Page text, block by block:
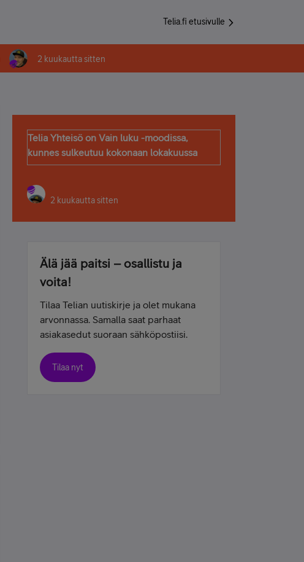
Telia.fi etusivulle
2 kuukautta sitten
Telia Yhteisö on Vain luku -moodissa,
kunnes sulkeutuu kokonaan lokakuussa
2 kuukautta sitten
Älä jää paitsi – osallistu ja
voita!
Tilaa Telian uutiskirje ja olet mukana
arvonnassa. Samalla saat parhaat
asiakasedut suoraan sähköpostiisi.
Tilaa nyt